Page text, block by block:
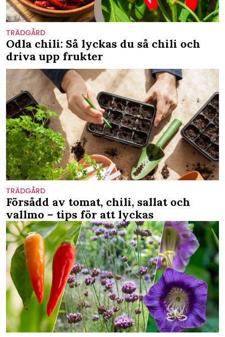
TRÄDGÅRD
Odla chili: Så lyckas du så chili och
driva upp frukter
TRÄDGÅRD
Försådd av tomat, chili, sallat och
vallmo – tips för att lyckas